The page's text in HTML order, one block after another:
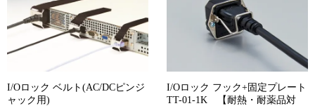
I/Oロック ベルト(AC/DCピンジ
ャック用)
I/Oロック フック+固定プレート
TT-01-1K 【耐熱・耐薬品対